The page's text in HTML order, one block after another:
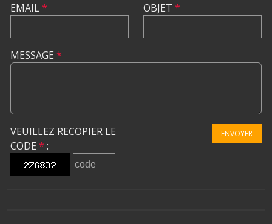
EMAIL* OBJET *
MESSAGE *
VEUILLEZ RECOPIER LE
CODE * :
ENVOYER